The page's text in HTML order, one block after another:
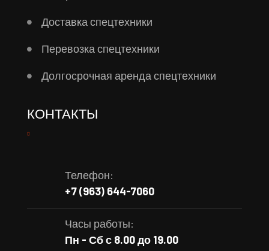
Доставка спецтехники
Перевозка спецтехники
Долгосрочная аренда спецтехники
КОНТАКТЫ
Телефон:
+7 (963) 644-7060
Часы работы:
Пн - Сб с 8.00 до 19.00